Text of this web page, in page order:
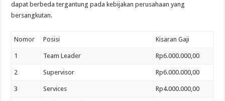
dapat berbeda tergantung pada kebijakan perusahaan yang
bersangkutan.
Nomor Posisi Kisaran Gaji
1 Team Leader Rp6.000.000,00
2 Supervisor Rp6.000.000,00
3 Services Rp4.000.000,00